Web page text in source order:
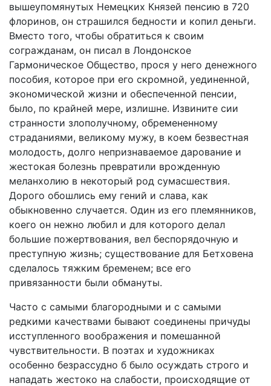
вышеупомянутых Немецких Князей пенсию в 720
флоринов, он страшился бедности и копил деньги.
Вместо того, чтобы обратиться к своим
согражданам, он писал в Лондонское
Гармоническое Общество, прося у него денежного
пособия, которое при его скромной, уединенной,
экономической жизни и обеспеченной пенсии,
было, по крайней мере, излишне. Извините сии
странности злополучному, обремененному
страданиями, великому мужу, в коем безвестная
молодость, долго непризнаваемое дарование и
жестокая болезнь превратили врожденную
меланхолию в некоторый род сумасшествия.
Дорого обошлись ему гений и слава, как
обыкновенно случается. Один из его племянников,
коего он нежно любил и для которого делал
большие пожертвования, вел беспорядочную и
преступную жизнь; существование для Бетховена
сделалось тяжким бременем; все его
привязанности были обмануты.
Часто с самыми благородными и с самыми
редкими качествами бывают соединены причуды
исступленного воображения и помешанной
чувствительности. В поэтах и художниках
особенно безрассудно б было осуждать строго и
нападать жестоко на слабости, происходящие от